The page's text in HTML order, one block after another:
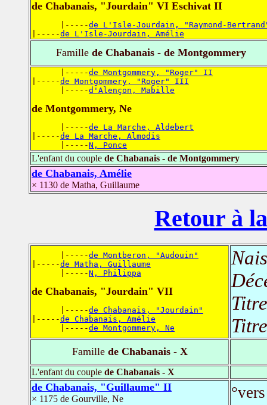
de Chabanais, "Jourdain" VI Eschivat II
      |-----
de L'Isle-Jourdain, "Raymond-
|-----de L'Isle-Jourdain, Amélie
Famillede Chabanais - de Montgommery
      |-----
de Montgommery, "Roger" II
|-----de Montgommery, "Roger" III
      |-----
d'Alençon, Mabille
de Montgommery, Ne
      |-----
de La Marche, Aldebert
|-----de La Marche, Almodis
      |-----
N, Ponce
L'enfant du couple de Chabanais - de Montgommery
de Chabanais, Amélie
× 1130 de Matha, Guillaume
Retour à
      |-----
de Montberon, "Audouin"
|-----de Matha, Guillaume
      |-----
N, Philippa
de Chabanais, "Jourdain" VII
      |-----
de Chabanais, "Jourdain"
|-----de Chabanais, Amélie
      |-----
de Montgommery, Ne
Famillede Chabanais - X
L'enfant du couple de Chabanais - X
de Chabanais, "Guillaume" II
× 1175 de Gourville, Ne